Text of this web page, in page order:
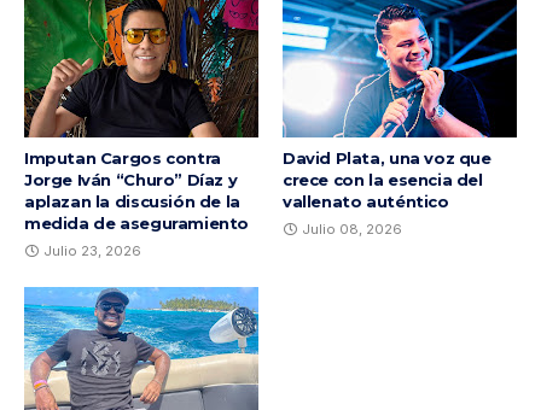
Imputan Cargos contra
Jorge Iván “Churo” Díaz y
aplazan la discusión de la
medida de aseguramiento
Julio 23, 2026
David Plata, una voz que
crece con la esencia del
vallenato auténtico
Julio 08, 2026